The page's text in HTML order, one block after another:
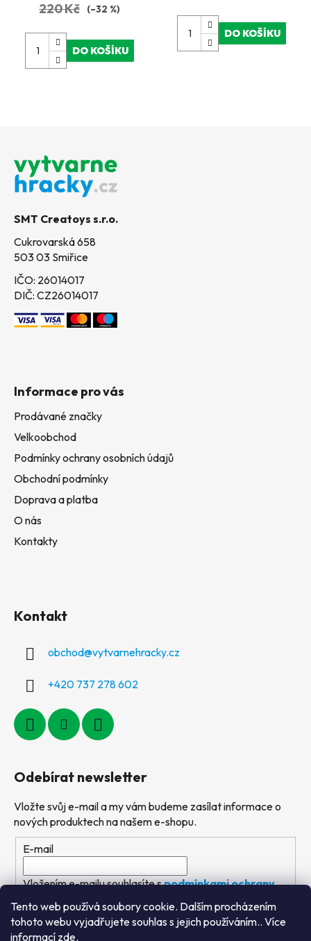
Tento web používá soubory cookie. Dalším procházením
tohoto webu vyjadřujete souhlas s jejich používáním.. Více
informací zde.
220 Kč (–32 %)
DO KOŠÍKU
DO KOŠÍKU
SMT Creatoys s.r.o.
Cukrovarská 658
503 03 Smiřice
IČO: 26014017
DIČ: CZ26014017
Informace pro vás
Prodávané značky
Velkoobchod
Podmínky ochrany osobních údajů
Obchodní podmínky
Doprava a platba
O nás
Kontakty
Kontakt
obchod@vytvarnehracky.cz
+420 737 278 602
Odebírat newsletter
Vložte svůj e-mail a my vám budeme zasílat informace o
nových produktech na našem e-shopu.
E-mail
Vložením e-mailu souhlasíte spodmínkami ochrany
osobních údajů
PŘIHLÁSIT SE